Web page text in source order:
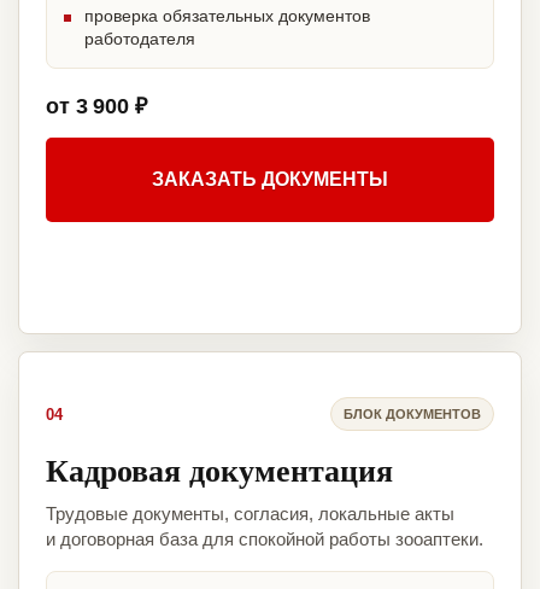
проверка обязательных документов
работодателя
от 3 900 ₽
ЗАКАЗАТЬ ДОКУМЕНТЫ
04 БЛОК ДОКУМЕНТОВ
Кадровая документация
Трудовые документы, согласия, локальные акты
и договорная база для спокойной работы зооаптеки.